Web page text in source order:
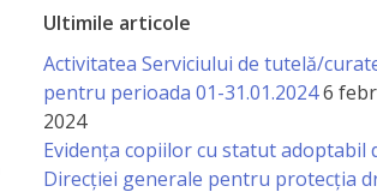
Ultimile articole
Activitatea Serviciului de tutelă/
pentru perioada 01-31.01.20246
2024
Evidența copiilor cu statut adoptabil
Direcției generale pentru protecția